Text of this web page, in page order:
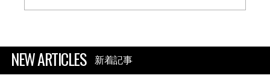
NEW ARTICLES 新着記事